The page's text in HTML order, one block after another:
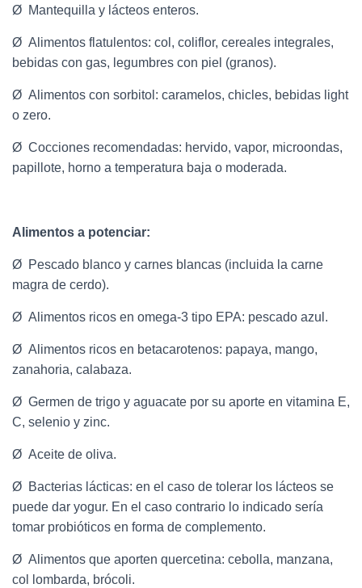
Ø Mantequilla y lácteos enteros.
Ø Alimentos flatulentos: col, coliflor, cereales integrales,
bebidas con gas, legumbres con piel (granos).
Ø Alimentos con sorbitol: caramelos, chicles, bebidas light
o zero.
Ø Cocciones recomendadas: hervido, vapor, microondas,
papillote, horno a temperatura baja o moderada.
Alimentos a potenciar:
Ø Pescado blanco y carnes blancas (incluida la carne
magra de cerdo).
Ø Alimentos ricos en omega-3 tipo EPA: pescado azul.
Ø Alimentos ricos en betacarotenos: papaya, mango,
zanahoria, calabaza.
Ø Germen de trigo y aguacate por su aporte en vitamina E,
C, selenio y zinc.
Ø Aceite de oliva.
Ø Bacterias lácticas: en el caso de tolerar los lácteos se
puede dar yogur. En el caso contrario lo indicado sería
tomar probióticos en forma de complemento.
Ø Alimentos que aporten quercetina: cebolla, manzana,
col lombarda, brócoli.